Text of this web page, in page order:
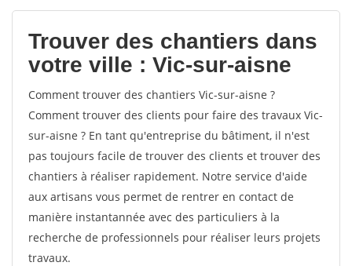
votes
Trouver des chantiers dans
votre ville : Vic-sur-aisne
Comment trouver des chantiers Vic-sur-aisne ?
Comment trouver des clients pour faire des travaux Vic-
sur-aisne ? En tant qu'entreprise du bâtiment, il n'est
pas toujours facile de trouver des clients et trouver des
chantiers à réaliser rapidement. Notre service d'aide
aux artisans vous permet de rentrer en contact de
manière instantannée avec des particuliers à la
recherche de professionnels pour réaliser leurs projets
travaux.